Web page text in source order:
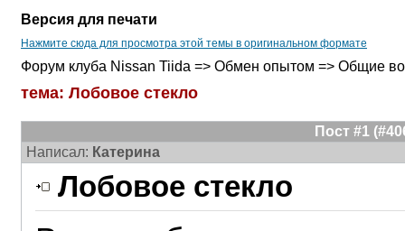
Версия для печати
Нажмите сюда для просмотра этой темы в оригинальном формате
Форум клуба Nissan Tiida => Обмен опытом => Общие
тема: Лобовое стекло
Пост #1
Написал: Катерина
Лобовое стекло